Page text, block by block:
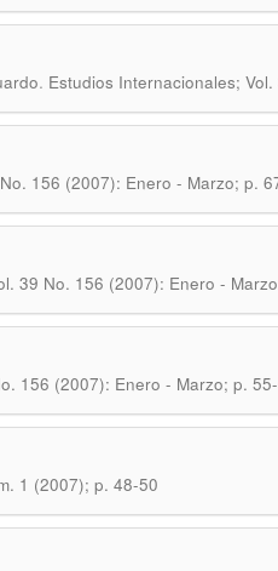
. Estudios Internacionales;
156 (2007): Enero - Marzo; p.
39 No. 156 (2007): Enero -
156 (2007): Enero - Marzo; p.
1 (2007); p. 48-50